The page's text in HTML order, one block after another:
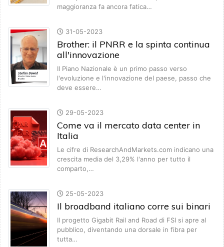
maggioranza fa ancora fatica…
31-05-2023
Brother: il PNRR e la spinta continua
all'innovazione
Il Piano Nazionale è un primo passo verso
l'evoluzione e l'innovazione del paese, passo che
deve essere…
29-05-2023
Come va il mercato data center in
Italia
Le cifre di ResearchAndMarkets.com indicano una
crescita media del 3,29% l'anno per tutto il
comparto,…
25-05-2023
Il broadband italiano corre sui binari
Il progetto Gigabit Rail and Road di FSI si apre al
pubblico, diventando una dorsale in fibra per
tutta…